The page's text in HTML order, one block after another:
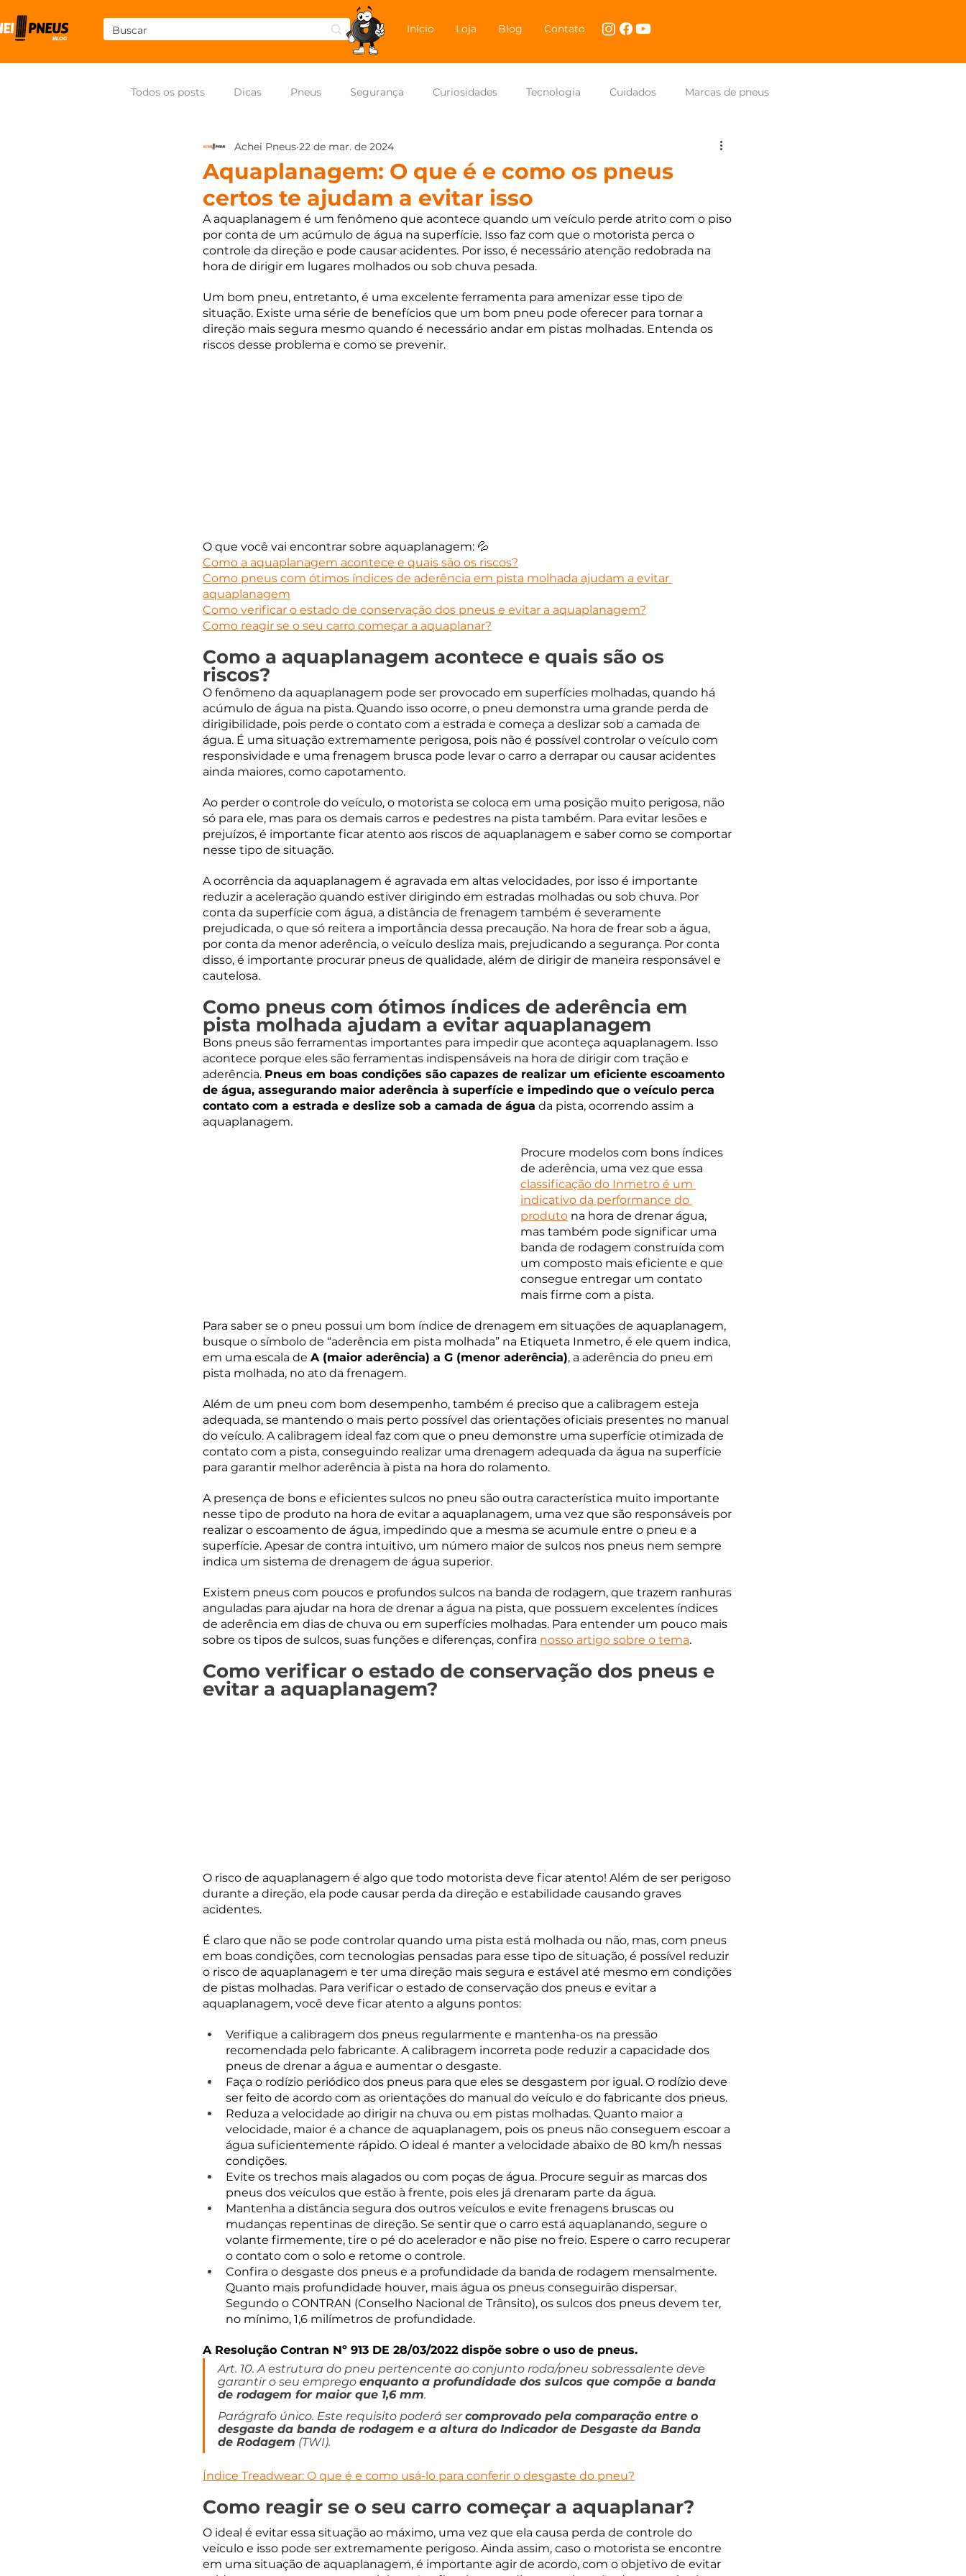
Início Loja Blog Contato
Todos os posts Dicas Pneus Segurança Curiosidades Tecnologia Cuidados Marcas de pneus
Pneus para moto NASCAR Brasil
Aquaplanagem: O que é e como os pneus
certos te ajudam a evitar isso
Achei Pneus 22 de mar. de 2024
A aquaplanagem é um fenômeno que acontece quando um veículo perde atrito com o piso
por conta de um acúmulo de água na superfície. Isso faz com que o motorista perca o
controle da direção e pode causar acidentes. Por isso, é necessário atenção redobrada na
hora de dirigir em lugares molhados ou sob chuva pesada.
Um bom pneu, entretanto, é uma excelente ferramenta para amenizar esse tipo de
situação. Existe uma série de benefícios que um bom pneu pode oferecer para tornar a
direção mais segura mesmo quando é necessário andar em pistas molhadas. Entenda os
riscos desse problema e como se prevenir.
O que você vai encontrar sobre aquaplanagem: 💦
Como a aquaplanagem acontece e quais são os riscos?
Como pneus com ótimos índices de aderência em pista molhada ajudam a evitar
aquaplanagem
Como verificar o estado de conservação dos pneus e evitar a aquaplanagem?
Como reagir se o seu carro começar a aquaplanar?
Como a aquaplanagem acontece e quais são os
riscos?
O fenômeno da aquaplanagem pode ser provocado em superfícies molhadas, quando há
acúmulo de água na pista. Quando isso ocorre, o pneu demonstra uma grande perda de
dirigibilidade, pois perde o contato com a estrada e começa a deslizar sob a camada de
água. É uma situação extremamente perigosa, pois não é possível controlar o veículo com
responsividade e uma frenagem brusca pode levar o carro a derrapar ou causar acidentes
ainda maiores, como capotamento.
Ao perder o controle do veículo, o motorista se coloca em uma posição muito perigosa, não
só para ele, mas para os demais carros e pedestres na pista também. Para evitar lesões e
prejuízos, é importante ficar atento aos riscos de aquaplanagem e saber como se comportar
nesse tipo de situação.
A ocorrência da aquaplanagem é agravada em altas velocidades, por isso é importante
reduzir a aceleração quando estiver dirigindo em estradas molhadas ou sob chuva. Por
conta da superfície com água, a distância de frenagem também é severamente
prejudicada, o que só reitera a importância dessa precaução. Na hora de frear sob a água,
por conta da menor aderência, o veículo desliza mais, prejudicando a segurança. Por conta
disso, é importante procurar pneus de qualidade, além de dirigir de maneira responsável e
cautelosa.
Como pneus com ótimos índices de aderência em
pista molhada ajudam a evitar aquaplanagem
Bons pneus são ferramentas importantes para impedir que aconteça aquaplanagem. Isso
acontece porque eles são ferramentas indispensáveis na hora de dirigir com tração e
aderência. Pneus em boas condições são capazes de realizar um eficiente escoamento
de água, assegurando maior aderência à superfície e impedindo que o veículo perca
contato com a estrada e deslize sob a camada de água da pista, ocorrendo assim a
aquaplanagem.
Procure modelos com bons índices
de aderência, uma vez que essa
classificação do Inmetro é um
indicativo da performance do
produto na hora de drenar água,
mas também pode significar uma
banda de rodagem construída com
um composto mais eficiente e que
consegue entregar um contato
mais firme com a pista.
Para saber se o pneu possui um bom índice de drenagem em situações de aquaplanagem,
busque o símbolo de “aderência em pista molhada” na Etiqueta Inmetro, é ele quem indica,
em uma escala de A (maior aderência) a G (menor aderência), a aderência do pneu em
pista molhada, no ato da frenagem.
Além de um pneu com bom desempenho, também é preciso que a calibragem esteja
adequada, se mantendo o mais perto possível das orientações oficiais presentes no manual
do veículo. A calibragem ideal faz com que o pneu demonstre uma superfície otimizada de
contato com a pista, conseguindo realizar uma drenagem adequada da água na superfície
para garantir melhor aderência à pista na hora do rolamento.
A presença de bons e eficientes sulcos no pneu são outra característica muito importante
nesse tipo de produto na hora de evitar a aquaplanagem, uma vez que são responsáveis por
realizar o escoamento de água, impedindo que a mesma se acumule entre o pneu e a
superfície. Apesar de contra intuitivo, um número maior de sulcos nos pneus nem sempre
indica um sistema de drenagem de água superior.
Existem pneus com poucos e profundos sulcos na banda de rodagem, que trazem ranhuras
anguladas para ajudar na hora de drenar a água na pista, que possuem excelentes índices
de aderência em dias de chuva ou em superfícies molhadas. Para entender um pouco mais
sobre os tipos de sulcos, suas funções e diferenças, confira nosso artigo sobre o tema.
Como verificar o estado de conservação dos pneus e
evitar a aquaplanagem?
O risco de aquaplanagem é algo que todo motorista deve ficar atento! Além de ser perigoso
durante a direção, ela pode causar perda da direção e estabilidade causando graves
acidentes.
É claro que não se pode controlar quando uma pista está molhada ou não, mas, com pneus
em boas condições, com tecnologias pensadas para esse tipo de situação, é possível reduzir
o risco de aquaplanagem e ter uma direção mais segura e estável até mesmo em condições
de pistas molhadas. Para verificar o estado de conservação dos pneus e evitar a
aquaplanagem, você deve ficar atento a alguns pontos:
Verifique a calibragem dos pneus regularmente e mantenha-os na pressão
recomendada pelo fabricante. A calibragem incorreta pode reduzir a capacidade dos
pneus de drenar a água e aumentar o desgaste.
Faça o rodízio periódico dos pneus para que eles se desgastem por igual. O rodízio deve
ser feito de acordo com as orientações do manual do veículo e do fabricante dos pneus.
Reduza a velocidade ao dirigir na chuva ou em pistas molhadas. Quanto maior a
velocidade, maior é a chance de aquaplanagem, pois os pneus não conseguem escoar a
água suficientemente rápido. O ideal é manter a velocidade abaixo de 80 km/h nessas
condições.
Evite os trechos mais alagados ou com poças de água. Procure seguir as marcas dos
pneus dos veículos que estão à frente, pois eles já drenaram parte da água.
Mantenha a distância segura dos outros veículos e evite frenagens bruscas ou
mudanças repentinas de direção. Se sentir que o carro está aquaplanando, segure o
volante firmemente, tire o pé do acelerador e não pise no freio. Espere o carro recuperar
o contato com o solo e retome o controle.
Confira o desgaste dos pneus e a profundidade da banda de rodagem mensalmente.
Quanto mais profundidade houver, mais água os pneus conseguirão dispersar.
Segundo o CONTRAN (Conselho Nacional de Trânsito), os sulcos dos pneus devem ter,
no mínimo, 1,6 milímetros de profundidade.
A Resolução Contran Nº 913 DE 28/03/2022 dispõe sobre o uso de pneus.
Art. 10. A estrutura do pneu pertencente ao conjunto roda/pneu sobressalente deve
garantir o seu emprego enquanto a profundidade dos sulcos que compõe a banda
de rodagem for maior que 1,6 mm.
Parágrafo único. Este requisito poderá ser comprovado pela comparação entre o
desgaste da banda de rodagem e a altura do Indicador de Desgaste da Banda
de Rodagem (TWI).
Índice Treadwear: O que é e como usá-lo para conferir o desgaste do pneu?
Como reagir se o seu carro começar a aquaplanar?
O ideal é evitar essa situação ao máximo, uma vez que ela causa perda de controle do
veículo e isso pode ser extremamente perigoso. Ainda assim, caso o motorista se encontre
em uma situação de aquaplanagem, é importante agir de acordo, com o objetivo de evitar